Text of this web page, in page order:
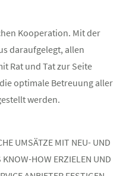
Kooperation. Mit der
daraufgelegt, allen
Rat und Tat zur Seite
optimale Betreuung aller
werden.
UMSÄTZE MIT NEU- UND
HOW ERZIELEN UND